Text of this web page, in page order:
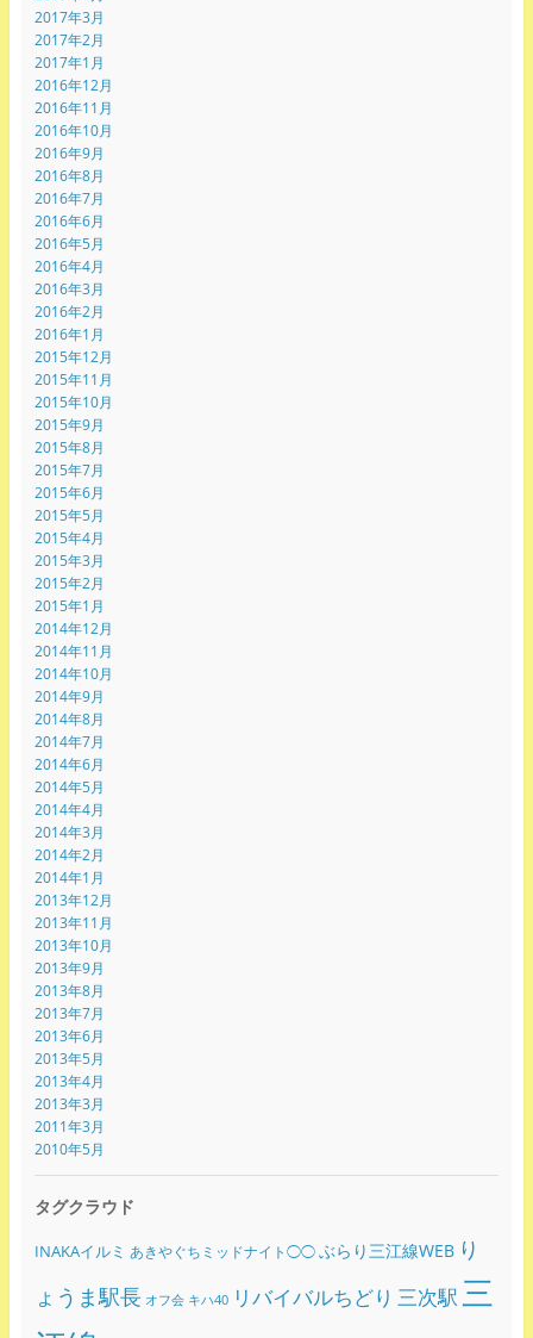
2017年3月
2017年2月
2017年1月
2016年12月
2016年11月
2016年10月
2016年9月
2016年8月
2016年7月
2016年6月
2016年5月
2016年4月
2016年3月
2016年2月
2016年1月
2015年12月
2015年11月
2015年10月
2015年9月
2015年8月
2015年7月
2015年6月
2015年5月
2015年4月
2015年3月
2015年2月
2015年1月
2014年12月
2014年11月
2014年10月
2014年9月
2014年8月
2014年7月
2014年6月
2014年5月
2014年4月
2014年3月
2014年2月
2014年1月
2013年12月
2013年11月
2013年10月
2013年9月
2013年8月
2013年7月
2013年6月
2013年5月
2013年4月
2013年3月
2011年3月
2010年5月
タグクラウド
INAKAイルミ あきやぐちミッドナイト◯◯ ぶらり三江線WEB り
ょうま駅長 オフ会 キハ40 リバイバルちどり 三次駅 三